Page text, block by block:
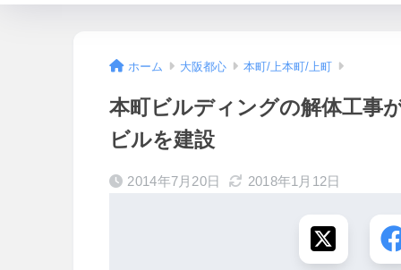
ホーム 大阪都心 本町/上本町/上町
本町ビルディングの解体工事
ビルを建設
2014年7月20日 2018年1月12日